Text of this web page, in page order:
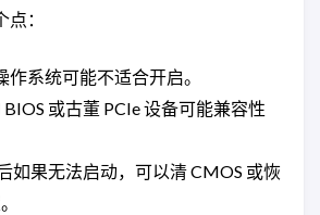
：
作系统可能不适合开启。
或古董 PCIe 设备可能兼容性
如果无法启动，可以清 CMOS 或恢